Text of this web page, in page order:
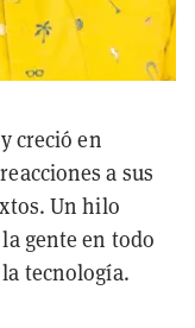
creció en
a sus
Un hilo
gente en todo
tecnología.